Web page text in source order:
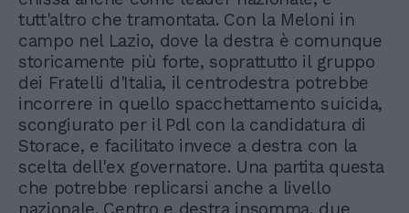
tutt'altro che tramontata. Con la Meloni in
campo nel Lazio, dove la destra è comunque
storicamente più forte, soprattutto il gruppo
dei Fratelli d'Italia, il centrodestra potrebbe
incorrere in quello spacchettamento suicida,
scongiurato per il Pdl con la candidatura di
Storace, e facilitato invece a destra con la
scelta dell'ex governatore. Una partita questa
che potrebbe replicarsi anche a livello